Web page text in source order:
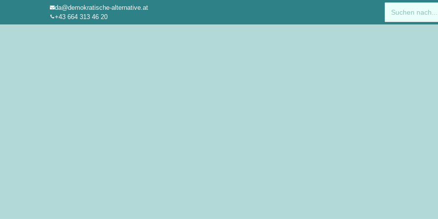
da@demokratische-alternative.at
+43 664 313 46 20